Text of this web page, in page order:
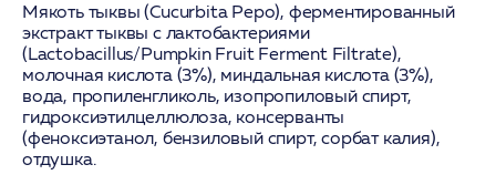
Мякоть тыквы (Cucurbita Pepo), ферментированный
экстракт тыквы с лактобактериями
(Lactobacillus/Pumpkin Fruit Ferment Filtrate),
молочная кислота (3%), миндальная кислота (3%),
вода, пропиленгликоль, изопропиловый спирт,
гидроксиэтилцеллюлоза, консерванты
(феноксиэтанол, бензиловый спирт, сорбат калия),
отдушка.